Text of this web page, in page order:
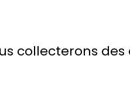
collecterons